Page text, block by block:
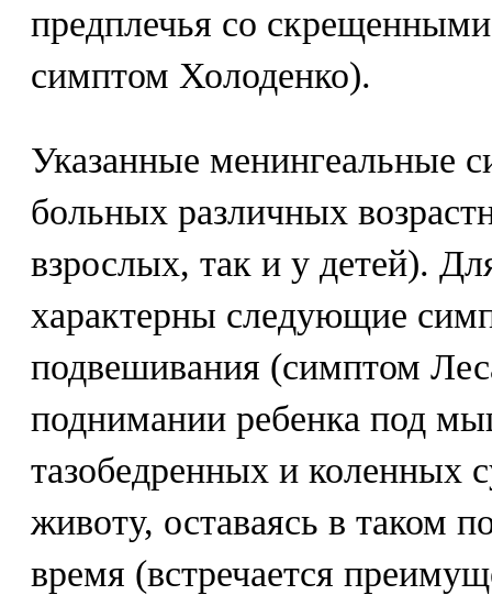
предплечья со
симптом Холоденко).
Указанные менингеальные
больных различных
взрослых, так и у детей).
характерны следующие
подвешивания (симптом
поднимании ребенка под
тазобедренных и коленных
животу, оставаясь в таком
время (встречается